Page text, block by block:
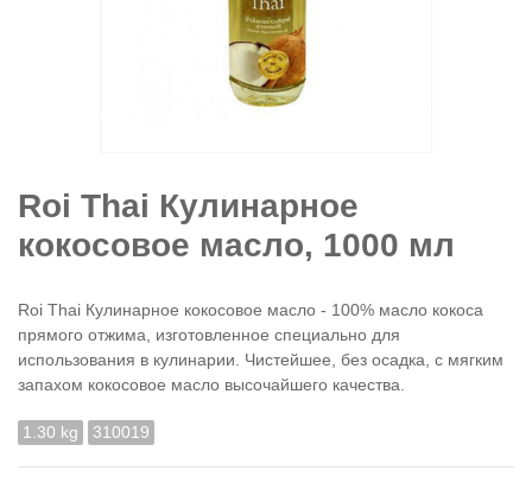
Roi Thai Кулинарное
кокосовое масло, 1000 мл
Roi Thai Кулинарное кокосовое масло - 100% масло кокоса
прямого отжима, изготовленное специально для
использования в кулинарии. Чистейшее, без осадка, с мягким
запахом кокосовое масло высочайшего качества.
1.30 kg 310019